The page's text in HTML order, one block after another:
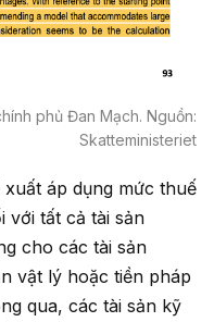
phủ Đan Mạch. Nguồn:
Skatteministeriet
áp dụng mức thuế
với tất cả tài sản
cho các tài sản
vật lý hoặc tiền pháp
qua, các tài sản kỹ